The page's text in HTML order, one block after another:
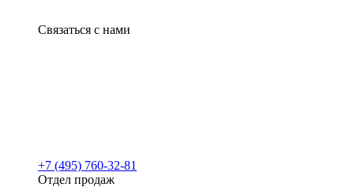
Связаться с нами
+7 (495) 760-32-81
Отдел продаж